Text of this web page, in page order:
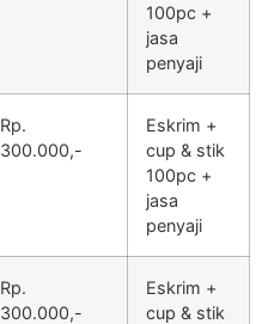
100pc +
jasa
penyaji
Rp.
300.000,-
Eskrim +
cup & stik
100pc +
jasa
penyaji
Rp.
300.000,-
Eskrim +
cup & stik